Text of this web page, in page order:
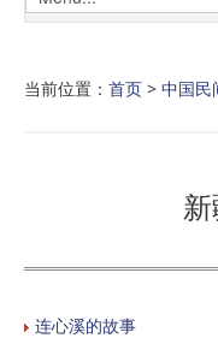
当前位置： 首页 > 中国民
连心溪的故事